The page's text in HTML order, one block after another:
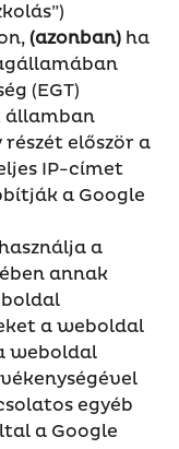
(azonban)ha
(EGT)
államban
először a
IP-címet
a Google
a
annak
a weboldal
weboldal
egyéb
a Google